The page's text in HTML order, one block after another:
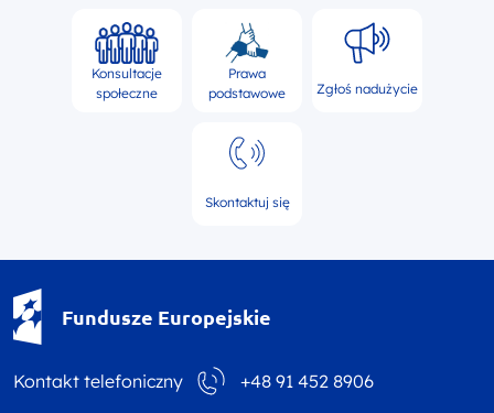
Konsultacje
społeczne
Prawa
podstawowe
Zgłoś nadużycie
Skontaktuj się
Fundusze Europejskie
Kontakt telefoniczny +48 91 452 8906